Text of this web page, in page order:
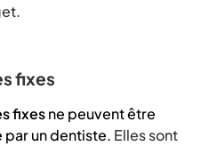
fixes
fixesne peuvent être
un dentiste. Elles sont